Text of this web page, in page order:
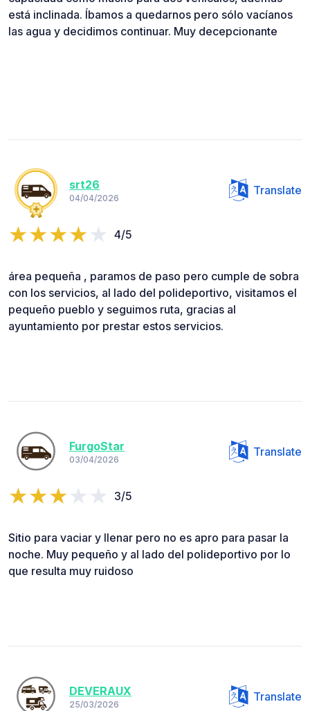
está inclinada. Íbamos a quedarnos pero sólo vacíanos
las agua y decidimos continuar. Muy decepcionante
srt26
04/04/2026
Translate
4/5
área pequeña , paramos de paso pero cumple de sobra
con los servicios, al lado del polideportivo, visitamos el
pequeño pueblo y seguimos ruta, gracias al
ayuntamiento por prestar estos servicios.
FurgoStar
03/04/2026
Translate
3/5
Sitio para vaciar y llenar pero no es apro para pasar la
noche. Muy pequeño y al lado del polideportivo por lo
que resulta muy ruidoso
DEVERAUX
25/03/2026
Translate